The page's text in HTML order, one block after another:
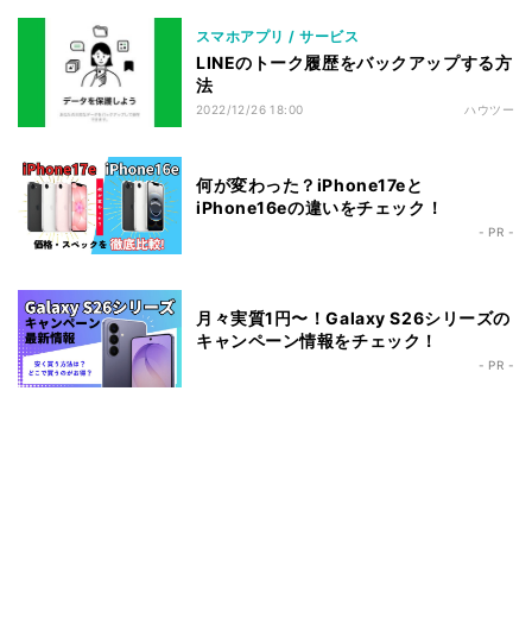
スマホアプリ / サービス
LINEのトーク履歴をバックアップする方
法
2022/12/26 18:00 ハウツー
何が変わった？iPhone17eと
iPhone16eの違いをチェック！
- PR -
月々実質1円〜！Galaxy S26シリーズの
キャンペーン情報をチェック！
- PR -